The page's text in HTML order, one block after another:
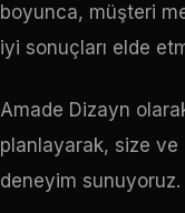
boyunca, müşteri
iyi sonuçları elde
Amade Dizayn
planlayarak, size
deneyim sunuyoruz.